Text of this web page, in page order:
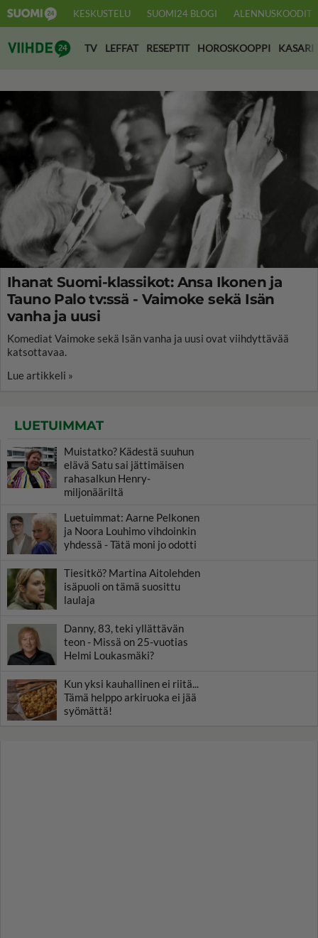
KESKUSTELU SUOMI24 BLOGI ALENNUSKOODIT
Suomi24 Viihde
TV LEFFAT RESEPTIT HOROSKOOPPI KASARI
Ihanat Suomi-klassikot: Ansa Ikonen ja
Tauno Palo tv:ssä - Vaimoke sekä Isän
vanha ja uusi
Komediat Vaimoke sekä Isän vanha ja uusi ovat viihdyttävää
katsottavaa.
Lue artikkeli »
LUETUIMMAT
Muistatko? Kädestä suuhun
elävä Satu sai jättimäisen
rahasalkun Henry-
miljonääriltä
Luetuimmat: Aarne Pelkonen
ja Noora Louhimo vihdoinkin
yhdessä - Tätä moni jo odotti
Tiesitkö? Martina Aitolehden
isäpuoli on tämä suosittu
laulaja
Danny, 83, teki yllättävän
teon - Missä on 25-vuotias
Helmi Loukasmäki?
Kun yksi kauhallinen ei riitä...
Tämä helppo arkiruoka ei jää
syömättä!